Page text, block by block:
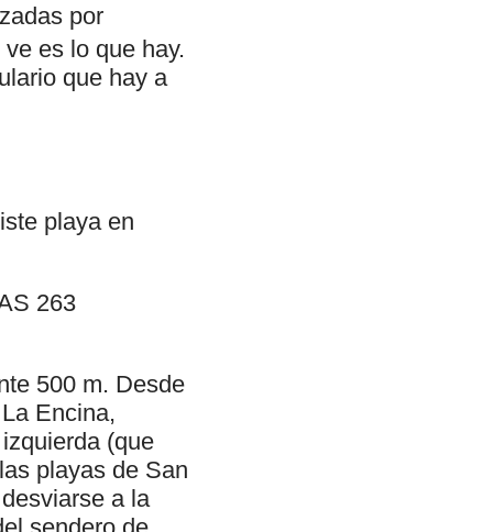
por
es lo que hay.
que hay a
playa en
263
500 m. Desde
Encina,
(que
playas de San
a la